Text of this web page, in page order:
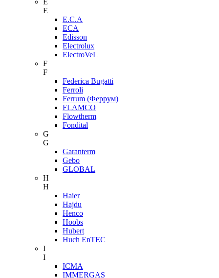
E
E
E.C.A
ECA
Edisson
Electrolux
ElectroVeL
F
F
Federica Bugatti
Ferroli
Ferrum (Феррум)
FLAMCO
Flowtherm
Fondital
G
G
Garanterm
Gebo
GLOBAL
H
H
Haier
Hajdu
Henco
Hoobs
Hubert
Huch EnTEC
I
I
ICMA
IMMERGAS